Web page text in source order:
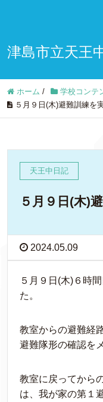
津島市立天王
ホーム / 学校コンテ
５月９日(木)避難訓練を
天王中日記
５月９日(木)
2024.05.09
５月９日(木)６時
た。
教室からの避難経
避難隊形の確認を
教室に戻ってから
は、我が家の第１